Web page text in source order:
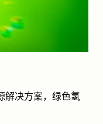
解决方案，绿色氢